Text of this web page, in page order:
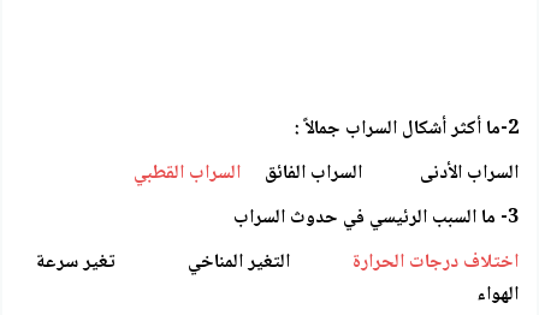
2-ما أكثر أشكال السراب جمالاً :
السراب الأدنى السراب الفائق السراب القطبي
3- ما السبب الرئيسي في حدوث السراب
اختلاف درجات الحرارة
التغير المناخي تغير سرعة
الهواء